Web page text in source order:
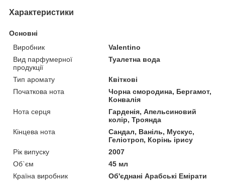
Характеристики
Основні
Виробник
Valentino
Вид парфумерної
продукції
Туалетна вода
Тип аромату
Квіткові
Початкова нота
Чорна смородина, Бергамот,
Конвалія
Нота серця
Гарденія, Апельсиновий
колір, Троянда
Кінцева нота
Сандал, Ваніль, Мускус,
Геліотроп, Корінь ірису
Рік випуску
2007
Об`єм
45 мл
Країна виробник
Об'єднані Арабські Емірати